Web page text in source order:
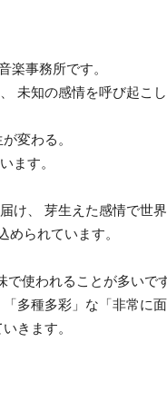
楽事務所です。
未知の感情を呼び起こし
変わる。
ます。
け、 芽生えた感情で世
められています。
使われることが多いで
多種多彩」な「非常に
きます。